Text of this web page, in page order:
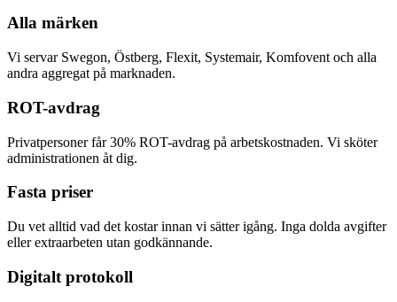
Alla märken
Vi servar Swegon, Östberg, Flexit, Systemair, Komfovent och alla
andra aggregat på marknaden.
ROT-avdrag
Privatpersoner får 30% ROT-avdrag på arbetskostnaden. Vi sköter
administrationen åt dig.
Fasta priser
Du vet alltid vad det kostar innan vi sätter igång. Inga dolda avgifter
eller extraarbeten utan godkännande.
Digitalt protokoll